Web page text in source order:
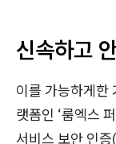
신속하고
이를 가능하게한
랫폼인 ‘룸엑스
서비스 보안 인